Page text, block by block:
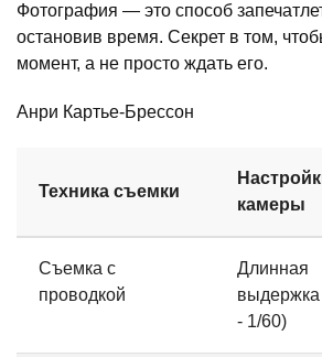
Фотография — это способ
остановив время. Секрет в том,
момент, а не просто ждать его.
Анри Картье-Брессон
Техника съемки
камеры
Съемка с
проводкой
Длинная
выдержка
- 1/60)